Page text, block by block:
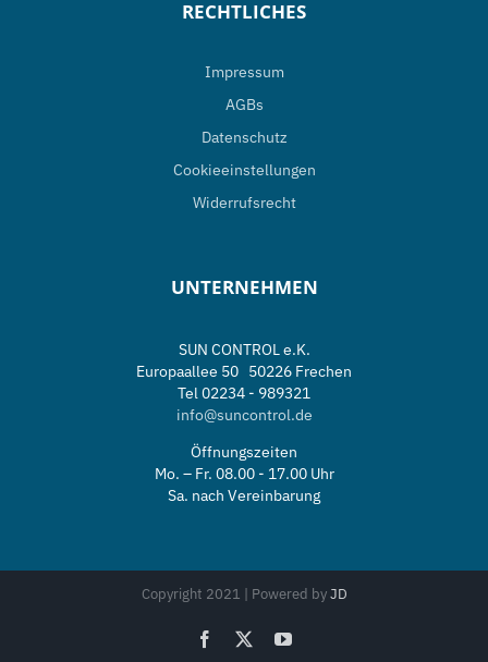
RECHTLICHES
Impressum
AGBs
Datenschutz
Cookieeinstellungen
Widerrufsrecht
UNTERNEHMEN
SUN CONTROL e.K.
Europaallee 50 50226 Frechen
Tel 02234 - 989321
info@suncontrol.de
Öffnungszeiten
Mo. – Fr. 08.00 - 17.00 Uhr
Sa. nach Vereinbarung
Copyright 2021 | Powered byJD
Facebook YouTube